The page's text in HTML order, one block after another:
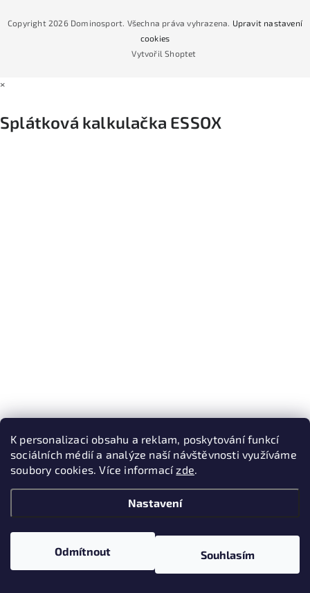
K personalizaci obsahu a reklam, poskytování funkcí
sociálních médií a analýze naší návštěvnosti využíváme
soubory cookies. Více informacízde.
Nastavení
Odmítnout Souhlasím
Podmínky nákupu na splátky ESSOX
Vytvořil Shoptet
Copyright 2026 Dominosport. Všechna práva vyhrazena. Upravit nastavení
cookies
×
Splátková kalkulačka ESSOX